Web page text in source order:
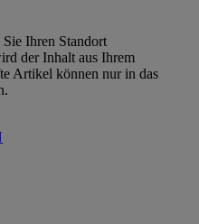
Ihren Standort
der Inhalt aus Ihrem
Artikel können nur in das